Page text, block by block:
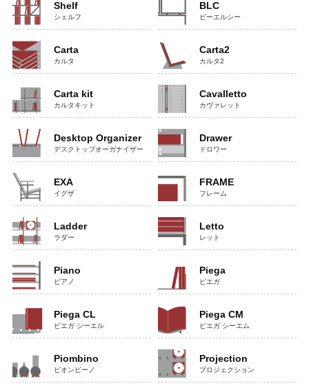
Shelf
シェルフ
BLC
ビーエルシー
Carta
カルタ
Carta2
カルタ2
Carta kit
カルタキット
Cavalletto
カヴァレット
Desktop Organizer
デスクトップオーガナイザー
Drawer
ドロワー
EXA
イグザ
FRAME
フレーム
Ladder
ラダー
Letto
レット
Piano
ピアノ
Piega
ピエガ
Piega CL
ピエガ シーエル
Piega CM
ピエガ シーエム
Piombino
ピオンビーノ
Projection
プロジェクション